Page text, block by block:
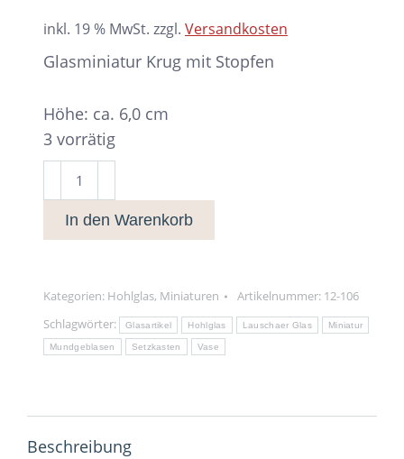
inkl. 19 % MwSt. zzgl. Versandkosten
Glasminiatur Krug mit Stopfen
Höhe: ca. 6,0 cm
3 vorrätig
Glasminiatur
Krug
mitIn den Warenkorb
Kategorien: Hohlglas, Miniaturen Artikelnummer: 12-106
Schlagwörter:
Glasartikel Hohlglas Lauschaer Glas Miniatur
Mundgeblasen Setzkasten Vase
Beschreibung